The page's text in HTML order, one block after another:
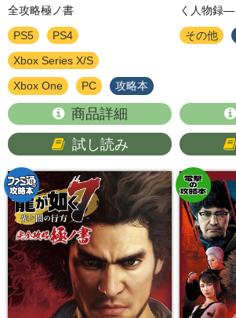
全攻略極ノ書
PS5 PS4
Xbox Series X/S
Xbox One PC 攻略本
商品詳細
試し読み
く人物録―
その他